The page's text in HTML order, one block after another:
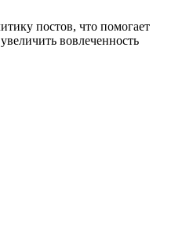
постов, что помогает
вовлеченность